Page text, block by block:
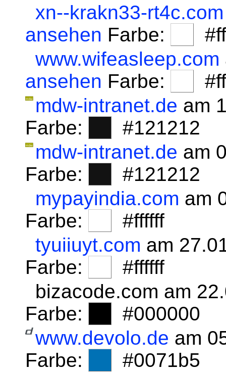
xn--krakn33-rt4c.com
ansehen Farbe:
www.wifeasleep.com
ansehen Farbe:
mdw-intranet.de am
Farbe:
#121212
mdw-intranet.de am
Farbe:
#121212
mypayindia.com am
Farbe:
#ffffff
tyuiiuyt.com am
Farbe:
#ffffff
bizacode.com am
Farbe:
#000000
www.devolo.de am
Farbe:
#0071b5